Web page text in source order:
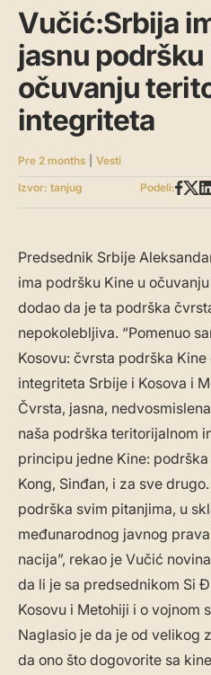
Vučić:Srbija
jasnu podršku
očuvanju
integriteta
Pre 2 months Vesti
Izvor: tanjug
Podeli:
Predsednik Srbije
ima podršku Kine u
dodao da je ta podrška
nepokolebljiva. “Pomenuo
Kosovu: čvrsta podrška
integriteta Srbije i Kosova i
Čvrsta, jasna,
naša podrška teritorijalnom
principu jedne Kine:
Kong, Sinđan, i za sve
podrška svim pitanjima, u
međunarodnog javnog
nacija”, rekao je Vučić
da li je sa predsednikom Si
Kosovu i Metohiji i o vojnom
Naglasio je da je od velikog
da ono što dogovorite sa